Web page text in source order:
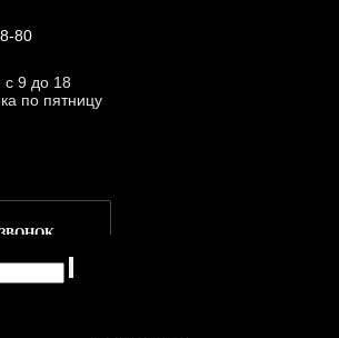
80
с 9 до 18
по пятницу